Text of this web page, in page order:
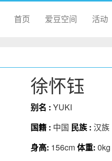
首页 爱豆空间 活动
徐怀钰
别名 : YUKI
国籍 : 中国 民族 : 汉族
身高: 156cm体重: 0kg